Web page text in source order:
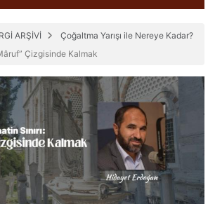
ARŞİVİ
Çoğaltma Yarışı ile Nereye Kadar?
Çizgisinde Kalmak